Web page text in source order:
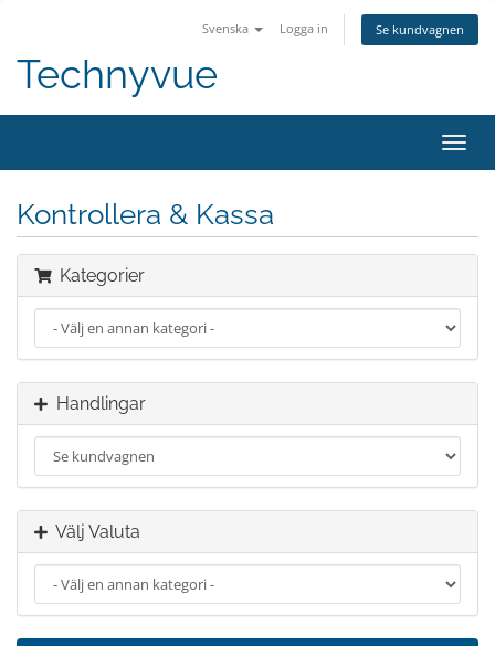
Svenska Logga in Se kundvagnen
Technyvue
Växla
Kontrollera & Kassa
Kategorier
Handlingar
Välj Valuta